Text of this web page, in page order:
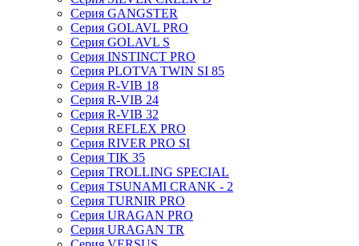
Серия GANGSTER
Серия GOLAVL PRO
Серия GOLAVL S
Серия INSTINCT PRO
Серия PLOTVA TWIN SI 85
Серия R-VIB 18
Серия R-VIB 24
Серия R-VIB 32
Серия REFLEX PRO
Серия RIVER PRO SI
Серия TIK 35
Серия TROLLING SPECIAL
Серия TSUNAMI CRANK - 2
Серия TURNIR PRO
Серия URAGAN PRO
Серия URAGAN TR